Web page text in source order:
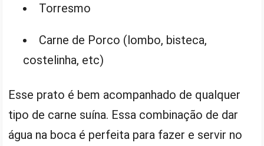
Torresmo
Carne de Porco (lombo, bisteca,
costelinha, etc)
Esse prato é bem acompanhado de qualquer
tipo de carne suína. Essa combinação de dar
água na boca é perfeita para fazer e servir no